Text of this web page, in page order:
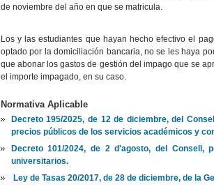
de noviembre del año en que se matricula.
Los y las estudiantes que hayan hecho efectivo el
optado por la domiciliación bancaria, no se les haya
que abonar los gastos de gestión del impago que se
el importe impagado, en su caso.
Normativa Aplicable
Decreto 195/2025, de 12 de diciembre, del
precios públicos de los servicios académicos y
Decreto 101/2024, de 2 d'agosto, del
universitarios.
Ley de Tasas 20/2017, de 28 de diciembre, de la